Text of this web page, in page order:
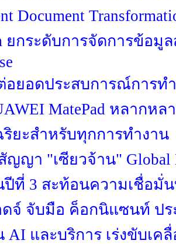
Document
ยกระดับการจัดการข้อมู
อยอดประสบการณ์การท
MatePad หลากห
ยะสำหรับทุกการทำงาน
ญา "เซียวจ้าน" Global
ปีที่ 3 สะท้อนความเชื่อมั่
ดจ์ จับมือ ค็อกนิแซนท์ ป
AI และบริการ เร่งขับเค